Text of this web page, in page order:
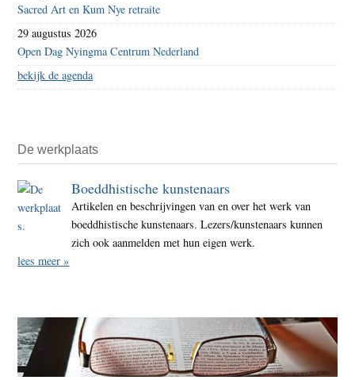
Sacred Art en Kum Nye retraite
29 augustus 2026
Open Dag Nyingma Centrum Nederland
bekijk de agenda
De werkplaats
Boeddhistische kunstenaars
Artikelen en beschrijvingen van en over het werk van
boeddhistische kunstenaars. Lezers/kunstenaars kunnen
zich ook aanmelden met hun eigen werk.
lees meer »